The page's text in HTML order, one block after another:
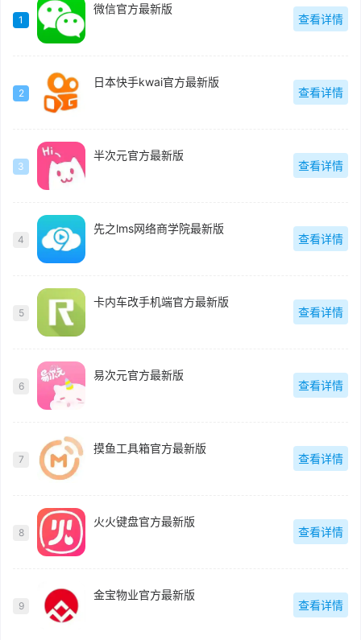
1
微信官方最新版
查看详情
2
日本快手kwai官方最新版
查看详情
3
半次元官方最新版
查看详情
4
先之lms网络商学院最新版
查看详情
5
卡内车改手机端官方最新版
查看详情
6
易次元官方最新版
查看详情
7
摸鱼工具箱官方最新版
查看详情
8
火火键盘官方最新版
查看详情
9
金宝物业官方最新版
查看详情